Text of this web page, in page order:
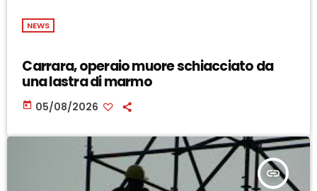
NEWS
Carrara, operaio muore schiacciato da
una lastra di marmo
today 05/08/2026
insert_link